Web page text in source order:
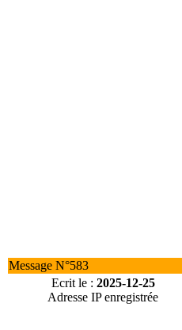
Message N°583
Ecrit le : 2025-12-25
Adresse IP enregistrée